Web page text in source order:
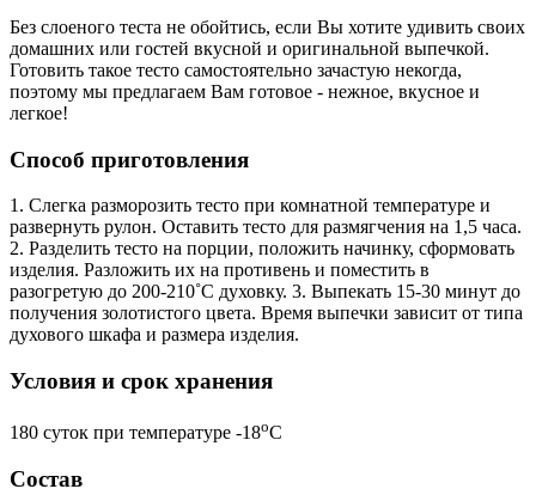
Без слоеного теста не обойтись, если Вы хотите удивить своих
домашних или гостей вкусной и оригинальной выпечкой.
Готовить такое тесто самостоятельно зачастую некогда,
поэтому мы предлагаем Вам готовое - нежное, вкусное и
легкое!
Способ приготовления
1. Слегка разморозить тесто при комнатной температуре и
развернуть рулон. Оставить тесто для размягчения на 1,5 часа.
2. Разделить тесто на порции, положить начинку, сформовать
изделия. Разложить их на противень и поместить в
разогретую до 200-210˚С духовку. 3. Выпекать 15-30 минут до
получения золотистого цвета. Время выпечки зависит от типа
духового шкафа и размера изделия.
Условия и срок хранения
180 суток при температуре -18oС
Состав